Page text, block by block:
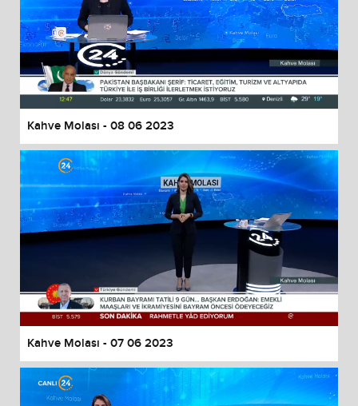
Kahve Molası - 08 06 2023
Kahve Molası - 07 06 2023